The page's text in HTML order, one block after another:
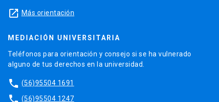
launch Más orientación
MEDIACIÓN UNIVERSITARIA
Teléfonos para orientación y consejo si se ha vulnerado
alguno de tus derechos en la universidad.
phone (56)95504 1691
phone (56)95504 1247